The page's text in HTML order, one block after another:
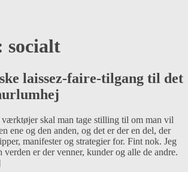
socialt
laissez-faire-tilgang til det
værktøjer skal man tage stilling til om man vil
ene og den anden, og det er der en del, der
manifester og strategier for. Fint nok. Jeg
er der venner, kunder og alle de andre.